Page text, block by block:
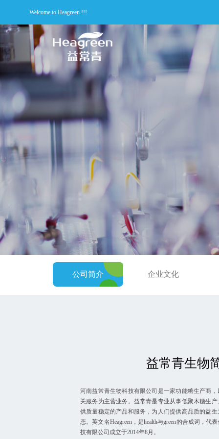
Welcome to Heagreen !!!
公司简介 企业文化
益常青生物
河南益常⻘⽣物科技有限公司是⼀家功能糖⽣产商
关服务为主营业务。益常⻘是专业从事低聚⽊糖⽣
供质量稳定的产品和服务，为人们提供高品质的益
态。英⽂名Heagreen，是health与green的合成词，代
技有限公司成⽴于2014年8⽉。